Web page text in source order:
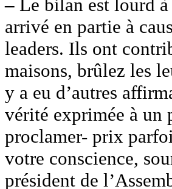
– Le bilan est lourd à
arrivé en partie à
leaders. Ils ont
maisons, brûlez les
y a eu d’autres
vérité exprimée à un
proclamer- prix
votre conscience,
président de